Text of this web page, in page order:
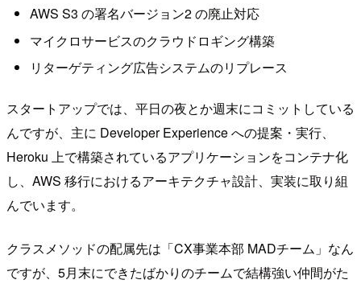
AWS S3 の署名バージョン2 の廃止対応
マイクロサービスのクラウドロギング構築
リターゲティング広告システムのリプレース
スタートアップでは、平日の夜とか週末にコミットしている
んですが、主に Developer Experience への提案・実行、
Heroku 上で構築されているアプリケーションをコンテナ化
し、AWS 移行におけるアーキテクチャ設計、実装に取り組
んでいます。
クラスメソッドの配属先は「CX事業本部 MADチーム」なん
ですが、5月末にできたばかりのチームで結構強い仲間がた